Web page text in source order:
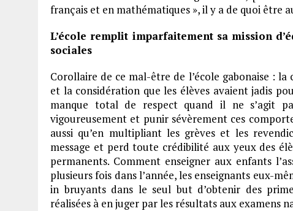
français et en mathématiques », il y a de quoi être
L’école remplit imparfaitement sa mission
sociales
Corollaire de ce mal-être de l’école gabonaise :
et la considération que les élèves avaient jadis
manque total de respect quand il ne s’agit
vigoureusement et punir sévèrement ces
aussi qu’en multipliant les grèves et les
message et perd toute crédibilité aux yeux des
permanents. Comment enseigner aux enfants
plusieurs fois dans l’année, les enseignants eux-
in bruyants dans le seul but d’obtenir des
réalisées à en juger par les résultats aux examens